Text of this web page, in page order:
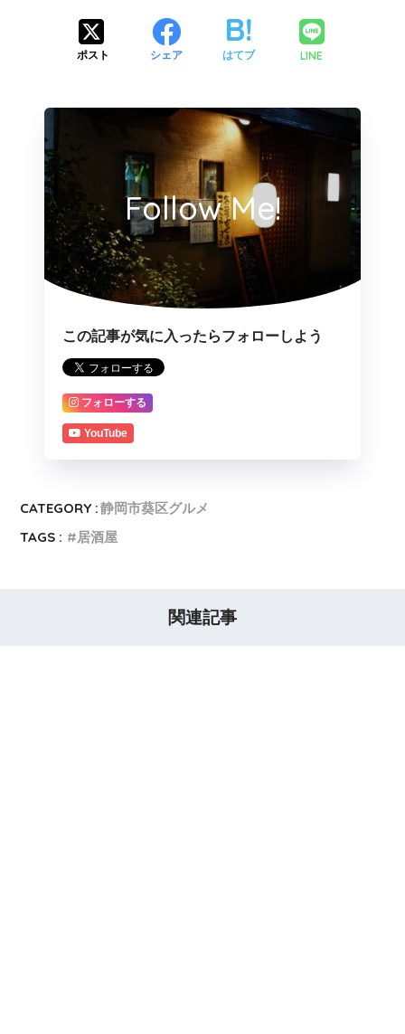
ポスト シェア はてブ LINE
Follow Me!
この記事が気に入ったらフォローしよう
フォローする
YouTube
CATEGORY :静岡市葵区グルメ
TAGS :
居酒屋
関連記事